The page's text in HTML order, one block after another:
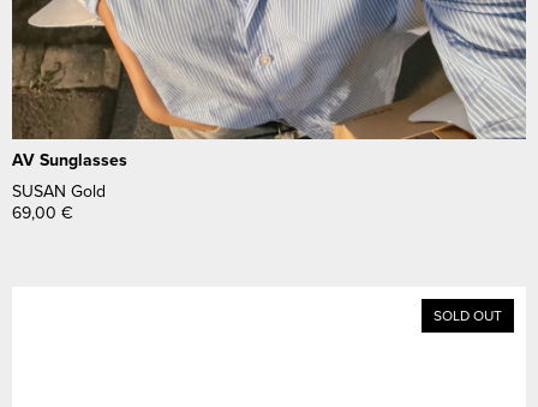
AV Sunglasses
SUSAN Gold
69,00 €
SOLD OUT